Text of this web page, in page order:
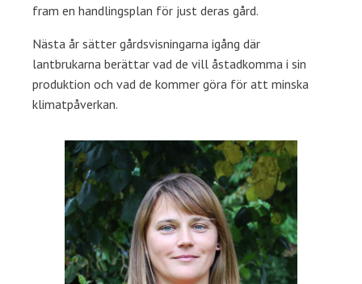
fram en handlingsplan för just deras gård.
Nästa år sätter gårdsvisningarna igång där
lantbrukarna berättar vad de vill åstadkomma i sin
produktion och vad de kommer göra för att minska
klimatpåverkan.